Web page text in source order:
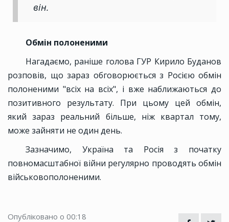
він.
Обмін полоненими
Нагадаємо, раніше голова ГУР Кирило Буданов
розповів, що зараз обговорюється з Росією обмін
полоненими "всіх на всіх", і вже наближаються до
позитивного результату. При цьому цей обмін,
який зараз реальний більше, ніж квартал тому,
може зайняти не один день.
Зазначимо, Україна та Росія з початку
повномасштабної війни регулярно проводять обмін
військовополоненими.
Опубліковано о 00:18